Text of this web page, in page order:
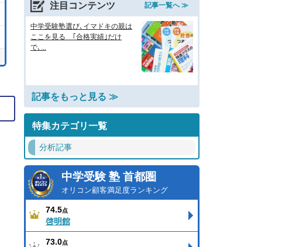
注目コンテンツ 記事一覧へ ≫
中学受験塾選び､イマドキの親は
ここを見る ｢合格実績｣だけ
で､...
記事をもっと見る ≫
特集カテゴリ一覧
分析記事
中学受験 塾 首都圏
オリコン顧客満足度ランキング
74.5点
啓明館
73.0点